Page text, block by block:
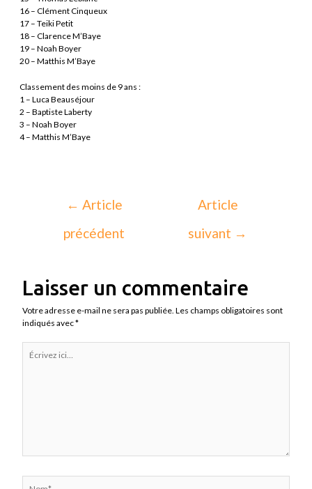
16 – Clément Cinqueux
17 – Teiki Petit
18 – Clarence M’Baye
19 – Noah Boyer
20 – Matthis M’Baye
Classement des moins de 9 ans :
1 – Luca Beauséjour
2 – Baptiste Laberty
3 – Noah Boyer
4 – Matthis M’Baye
← Article
précédent
Article
suivant →
Laisser un commentaire
Votre adresse e-mail ne sera pas publiée. Les champs obligatoires sont
indiqués avec*
ici…